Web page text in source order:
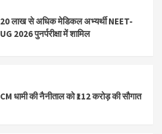
20 लाख से अधिक मेडिकल अभ्यर्थी NEET-
UG 2026 पुनर्परीक्षा में शामिल
CM धामी की नैनीताल को ₹112 करोड़ की सौगात